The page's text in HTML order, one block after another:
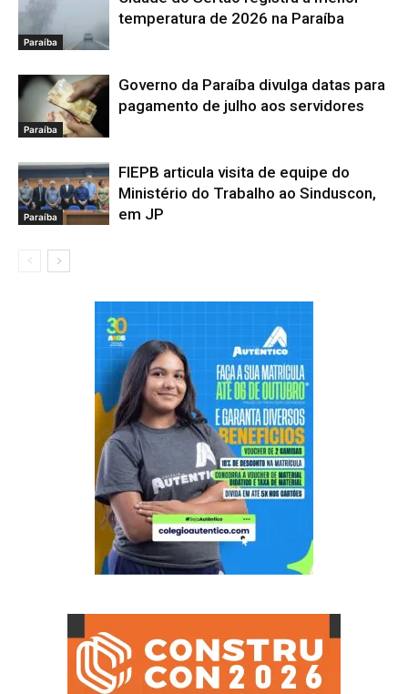
Paraíba
temperatura de 2026 na Paraíba
Paraíba
Governo da Paraíba divulga datas para
pagamento de julho aos servidores
Paraíba
FIEPB articula visita de equipe do
Ministério do Trabalho ao Sinduscon,
em JP